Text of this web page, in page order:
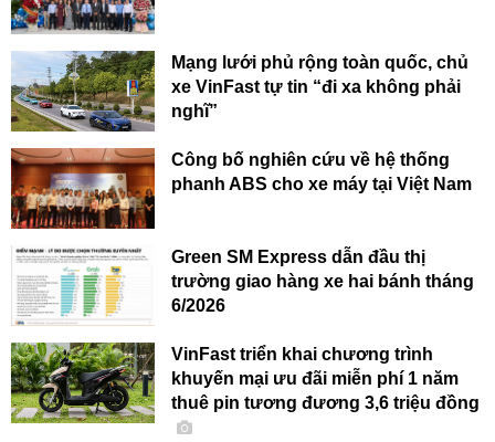
Mạng lưới phủ rộng toàn quốc, chủ
xe VinFast tự tin “đi xa không phải
nghĩ”
Công bố nghiên cứu về hệ thống
phanh ABS cho xe máy tại Việt Nam
Green SM Express dẫn đầu thị
trường giao hàng xe hai bánh tháng
6/2026
VinFast triển khai chương trình
khuyến mại ưu đãi miễn phí 1 năm
thuê pin tương đương 3,6 triệu đồng